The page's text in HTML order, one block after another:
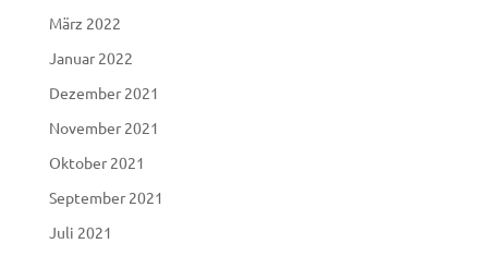
März 2022
Januar 2022
Dezember 2021
November 2021
Oktober 2021
September 2021
Juli 2021